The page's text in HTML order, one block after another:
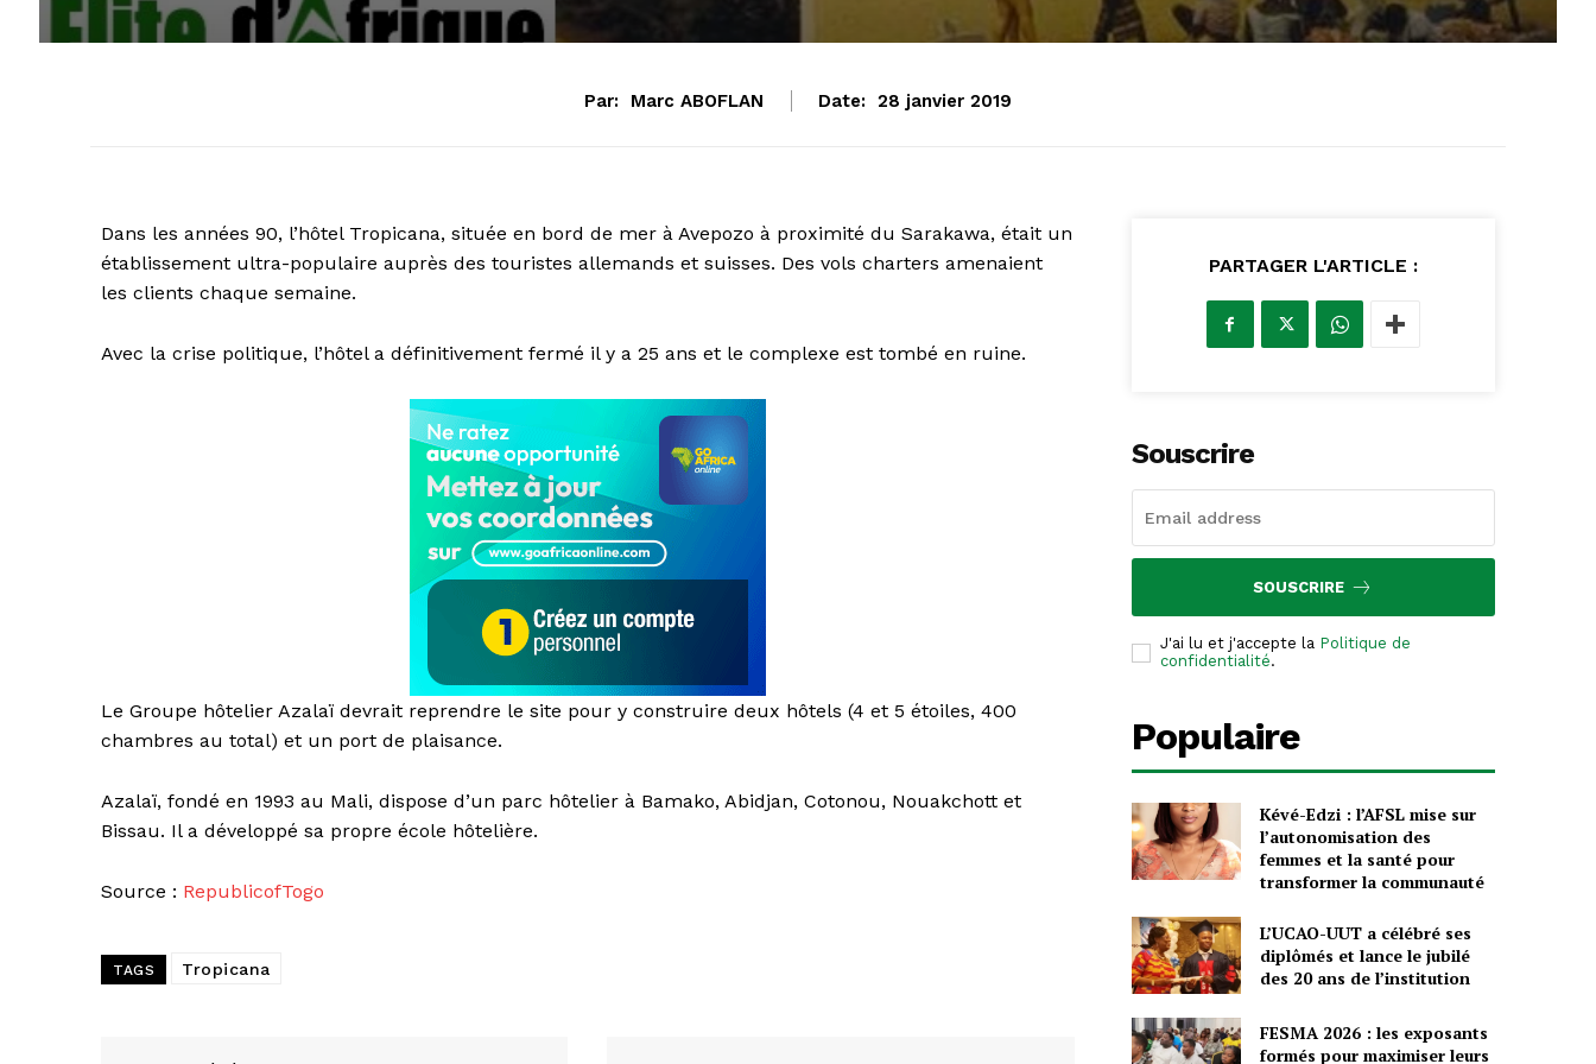
Par: Marc ABOFLAN Date: 28 janvier 2019
Dans les années 90, l’hôtel Tropicana, située en bord de mer à Avepozo à proximité du Sarakawa, était un
établissement ultra-populaire auprès des touristes allemands et suisses. Des vols charters amenaient
les clients chaque semaine.
Avec la crise politique, l’hôtel a définitivement fermé il y a 25 ans et le complexe est tombé en ruine.
Le Groupe hôtelier Azalaï devrait reprendre le site pour y construire deux hôtels (4 et 5 étoiles, 400
chambres au total) et un port de plaisance.
Azalaï, fondé en 1993 au Mali, dispose d’un parc hôtelier à Bamako, Abidjan, Cotonou, Nouakchott et
Bissau. Il a développé sa propre école hôtelière.
Source : RepublicofTogo
TAGS Tropicana
PARTAGER L'ARTICLE :
Souscrire
SOUSCRIRE
J'ai lu et j'accepte la Politique de
confidentialité.
Populaire
Kévé-Edzi : l’AFSL mise sur
l’autonomisation des
femmes et la santé pour
transformer la communauté
L’UCAO-UUT a célébré ses
diplômés et lance le jubilé
des 20 ans de l’institution
FESMA 2026 : les exposants
formés pour maximiser leurs